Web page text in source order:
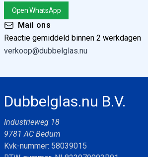
Open WhatsApp
Mail ons
Reactie gemiddeld binnen 2 werkdagen
verkoop@dubbelglas.nu
Dubbelglas.nu B.V.
Industrieweg 18
9781 AC Bedum
Kvk-nummer: 58039015